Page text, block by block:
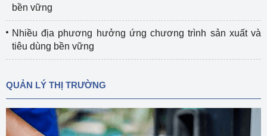
bền vững
Nhiều địa phương hưởng ứng chương trình sản xuất và
tiêu dùng bền vững
QUẢN LÝ THỊ TRƯỜNG